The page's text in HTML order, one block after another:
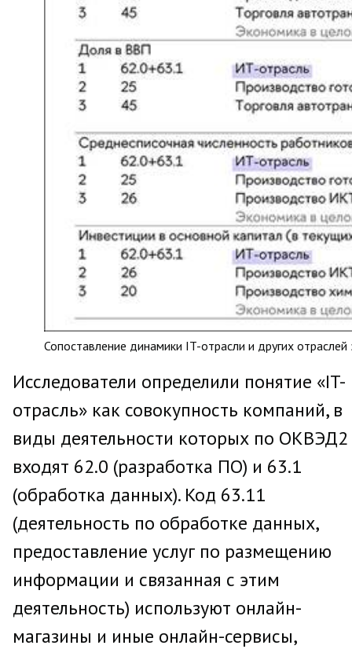
Сопоставление динамики IT-отрасли и других
Исследователи определили понятие «IT-
отрасль» как совокупность компаний, в
виды деятельности которых по ОКВЭД2
входят 62.0 (разработка ПО) и 63.1
(обработка данных). Код 63.11
(деятельность по обработке данных,
предоставление услуг по размещению
информации и связанная с этим
деятельность) используют онлайн-
магазины и иные онлайн-сервисы,